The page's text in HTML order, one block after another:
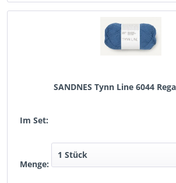
SANDNES Tynn Line 6044
Im Set:
Menge: